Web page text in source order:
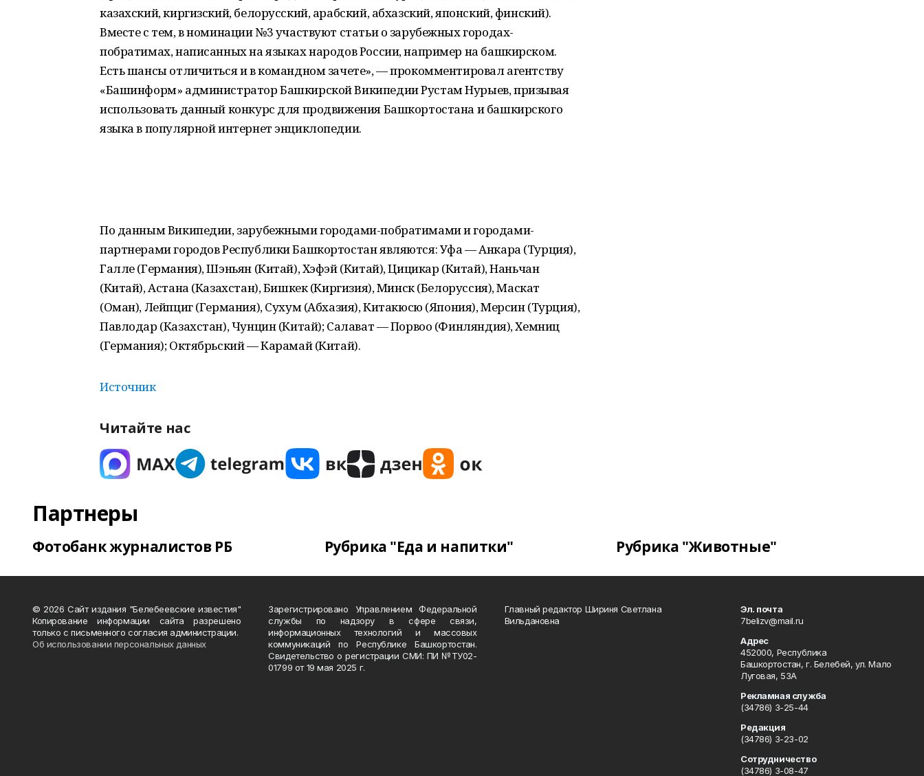
казахский, киргизский, белорусский, арабский, абхазский, японский, финский).
Вместе с тем, в номинации №3 участвуют статьи о зарубежных городах-
побратимах, написанных на языках народов России, например на башкирском.
Есть шансы отличиться и в командном зачете», — прокомментировал агентству
«Башинформ» администратор Башкирской Википедии Рустам Нурыев, призывая
использовать данный конкурс для продвижения Башкортостана и башкирского
языка в популярной интернет энциклопедии.
По данным Википедии, зарубежными городами-побратимами и городами-
партнерами городов Республики Башкортостан являются: Уфа — Анкара (Турция),
Галле (Германия), Шэньян (Китай), Хэфэй (Китай), Цицикар (Китай), Наньчан
(Китай), Астана (Казахстан), Бишкек (Киргизия), Минск (Белоруссия), Маскат
(Оман), Лейпциг (Германия), Сухум (Абхазия), Китакюсю (Япония), Мерсин (Турция),
Павлодар (Казахстан), Чунцин (Китай); Салават — Порвоо (Финляндия), Хемниц
(Германия); Октябрьский — Карамай (Китай).
Источник
Читайте нас
Партнеры
Фотобанк журналистов РБ Рубрика "Еда и напитки" Рубрика "Животные"
© 2026 Сайт издания "Белебеевские известия"
Копирование информации сайта разрешено
только с письменного согласия администрации.
Об использовании персональных данных
Зарегистрировано Управлением Федеральной
службы по надзору в сфере связи,
информационных технологий и массовых
коммуникаций по Республике Башкортостан.
Свидетельство о регистрации СМИ: ПИ №ТУ02-
01799 от 19 мая 2025 г.
Главный редактор Шириня Светлана
Вильдановна
Эл. почта
7belizv@mail.ru
Адрес
452000, Республика
Башкортостан, г. Белебей, ул. Мало
Луговая, 53А
Рекламная служба
(34786) 3-25-44
Редакция
(34786) 3-23-02
Сотрудничество
(34786) 3-08-47